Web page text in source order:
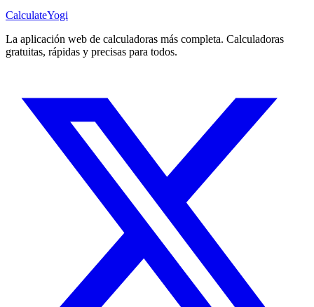
CalculateYogi
La aplicación web de calculadoras más completa. Calculadoras
gratuitas, rápidas y precisas para todos.